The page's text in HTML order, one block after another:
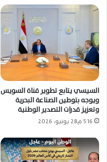
السيسي يتابع تطوير قناة السويس
ويوجه بتوطين الصناعة البحرية
وتعزيز قدرات التصدير الوطنية
5:16 م28 يونيو، 2026